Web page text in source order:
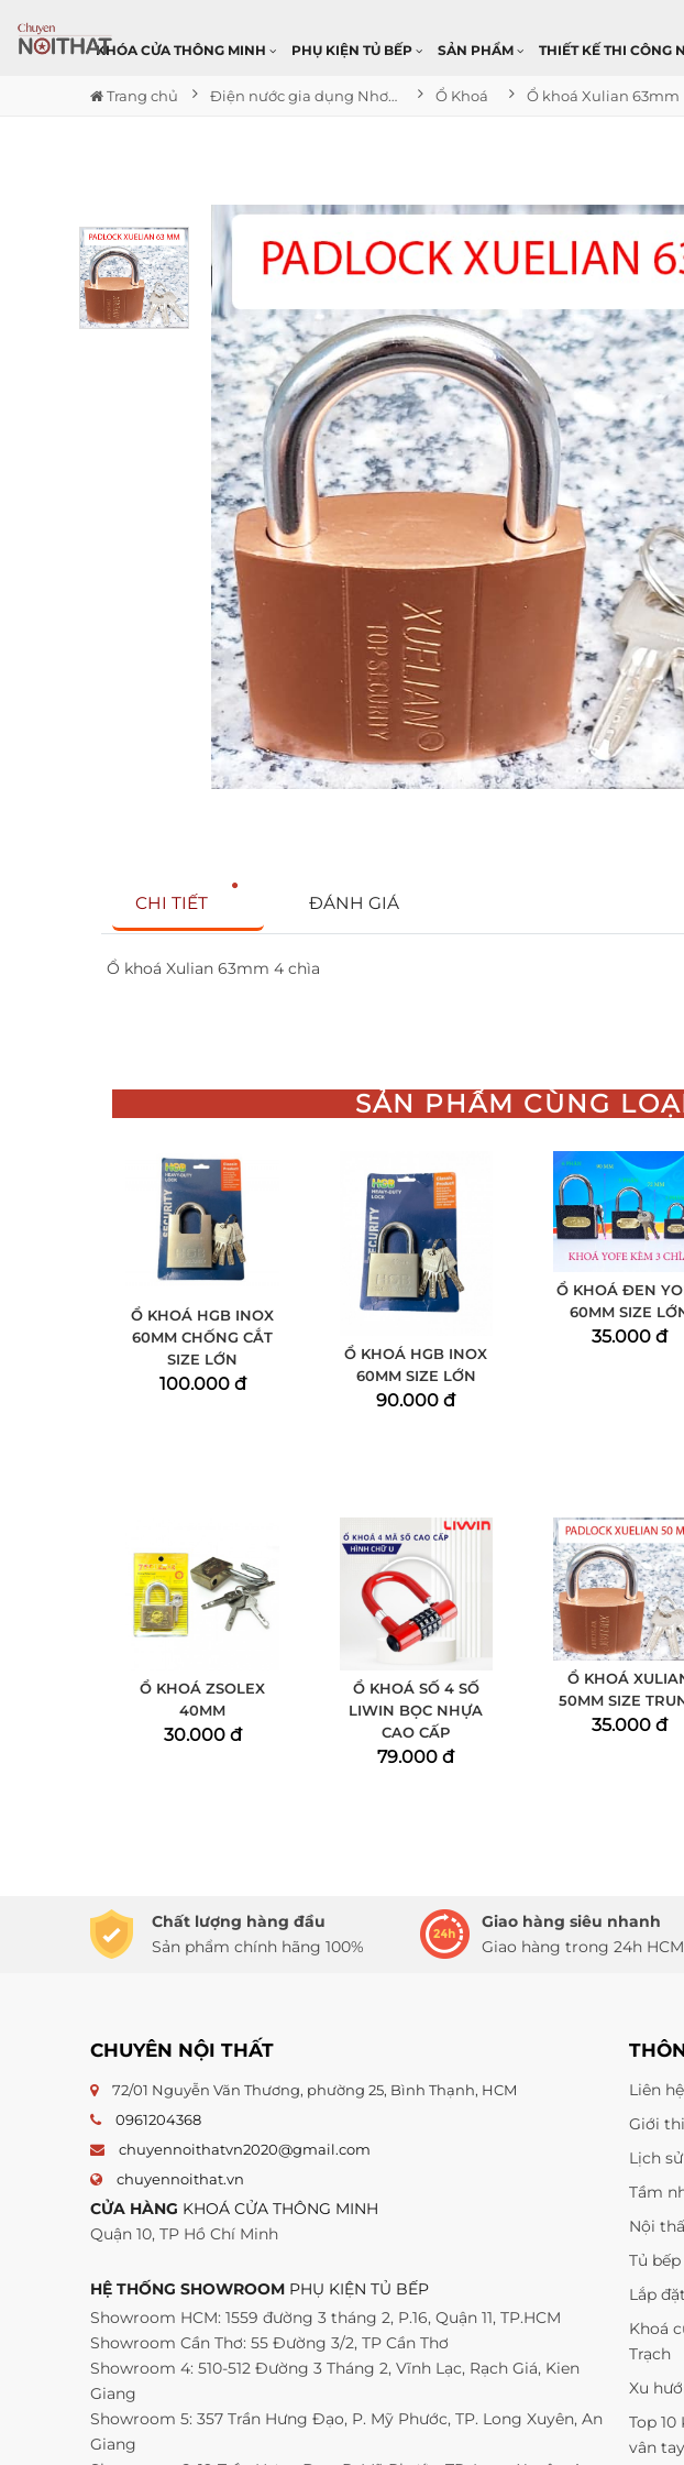
KHÓA CỬA THÔNG MINH PHỤ KIỆN TỦ BẾP SẢN PHẨM THIẾT KẾ THI CÔNG
Trang chủ Điện nước gia dụng Nhơn Trạch Ổ Khoá Ổ khoá Xulian 63mm
CHI TIẾT ĐÁNH GIÁ
Ổ khoá Xulian 63mm 4 chìa
SẢN PHẨM CÙNG
Ổ KHOÁ HGB INOX
60MM CHỐNG CẮT
SIZE LỚN
100.000 đ
Ổ KHOÁ HGB INOX
60MM SIZE LỚN
90.000 đ
Ổ KHOÁ ĐEN
60MM SIZE
35.000 đ
Ổ KHOÁ ZSOLEX
40MM
30.000 đ
Ổ KHOÁ SỐ 4 SỐ
LIWIN BỌC NHỰA
CAO CẤP
79.000 đ
Ổ KHOÁ
50MM SIZE
35.000 đ
Chất lượng hàng đầu
Sản phẩm chính hãng 100%
Giao hàng siêu nhanh
Giao hàng trong 24h HCM
CHUYÊN NỘI THẤT
72/01 Nguyễn Văn Thương, phường 25, Bình Thạnh, HCM
0961204368
chuyennoithatvn2020@gmail.com
chuyennoithat.vn
CỬA HÀNG KHOÁ CỬA THÔNG MINH
Quận 10, TP Hồ Chí Minh
HỆ THỐNG SHOWROOM PHỤ KIỆN TỦ BẾP
Showroom HCM: 1559 đường 3 tháng 2, P.16, Quận 11, TP.HCM
Showroom Cần Thơ: 55 Đường 3/2, TP Cần Thơ
Showroom 4: 510-512 Đường 3 Tháng 2, Vĩnh Lạc, Rạch Giá, Kien
Giang
Showroom 5: 357 Trần Hưng Đạo, P. Mỹ Phước, TP. Long Xuyên, An
Giang
Liên hệ
Giới
Lịch
Tầm
Nội
Tủ
Lắp
Khoá
Trạch
Xu
Top
vân